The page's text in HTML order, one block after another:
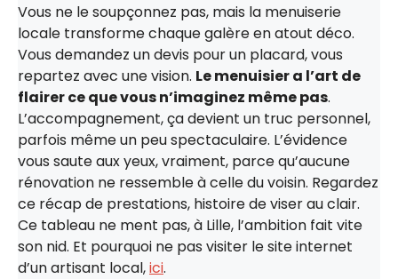
Vous ne le soupçonnez pas, mais la menuiserie
locale transforme chaque galère en atout déco.
Vous demandez un devis pour un placard, vous
repartez avec une vision. Le menuisier a l’art de
flairer ce que vous n’imaginez même pas.
L’accompagnement, ça devient un truc personnel,
parfois même un peu spectaculaire. L’évidence
vous saute aux yeux, vraiment, parce qu’aucune
rénovation ne ressemble à celle du voisin. Regardez
ce récap de prestations, histoire de viser au clair.
Ce tableau ne ment pas, à Lille, l’ambition fait vite
son nid. Et pourquoi ne pas visiter le site internet
d’un artisant local,ici.